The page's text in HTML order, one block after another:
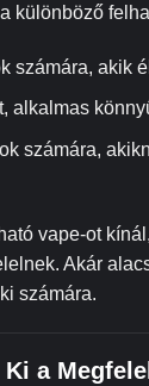
különböző
számára, akik
alkalmas
számára,
vape-ot
Akár
számára.
a